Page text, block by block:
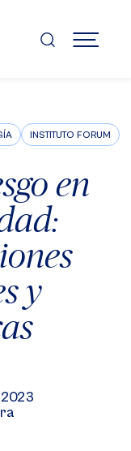
MENÚ
INSTITUTO FORUM
en
y